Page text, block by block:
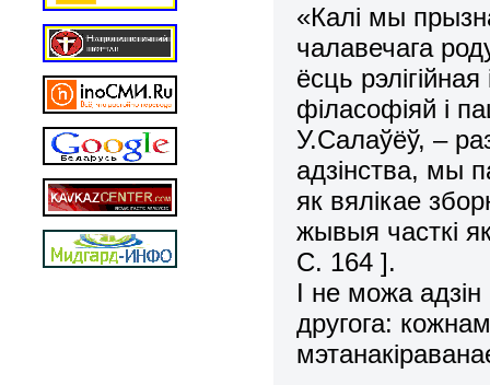
«Калі мы
чалавечага
ёсць
філасофіяй і
У.Салаўёў, –
адзінства, мы
як вялікае
жывыя часткі
С. 164 ].
І не можа
другога: